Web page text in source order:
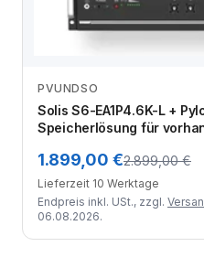
PVUNDSO
Solis S6-EA1P4.6K-L +
Speicherlösung für
1.899,00 €2.899,00 €
Lieferzeit 10 Werktage
Endpreis inkl. USt., zzgl.
06.08.2026.